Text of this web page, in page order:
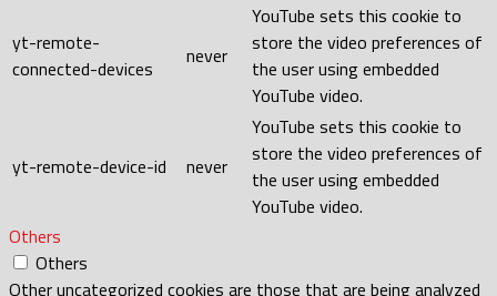
yt-remote-
connected-devices
never
YouTube sets this cookie to
store the video preferences of
the user using embedded
YouTube video.
yt-remote-device-id never
YouTube sets this cookie to
store the video preferences of
the user using embedded
YouTube video.
Others
Others
Other uncategorized cookies are those that are being analyzed